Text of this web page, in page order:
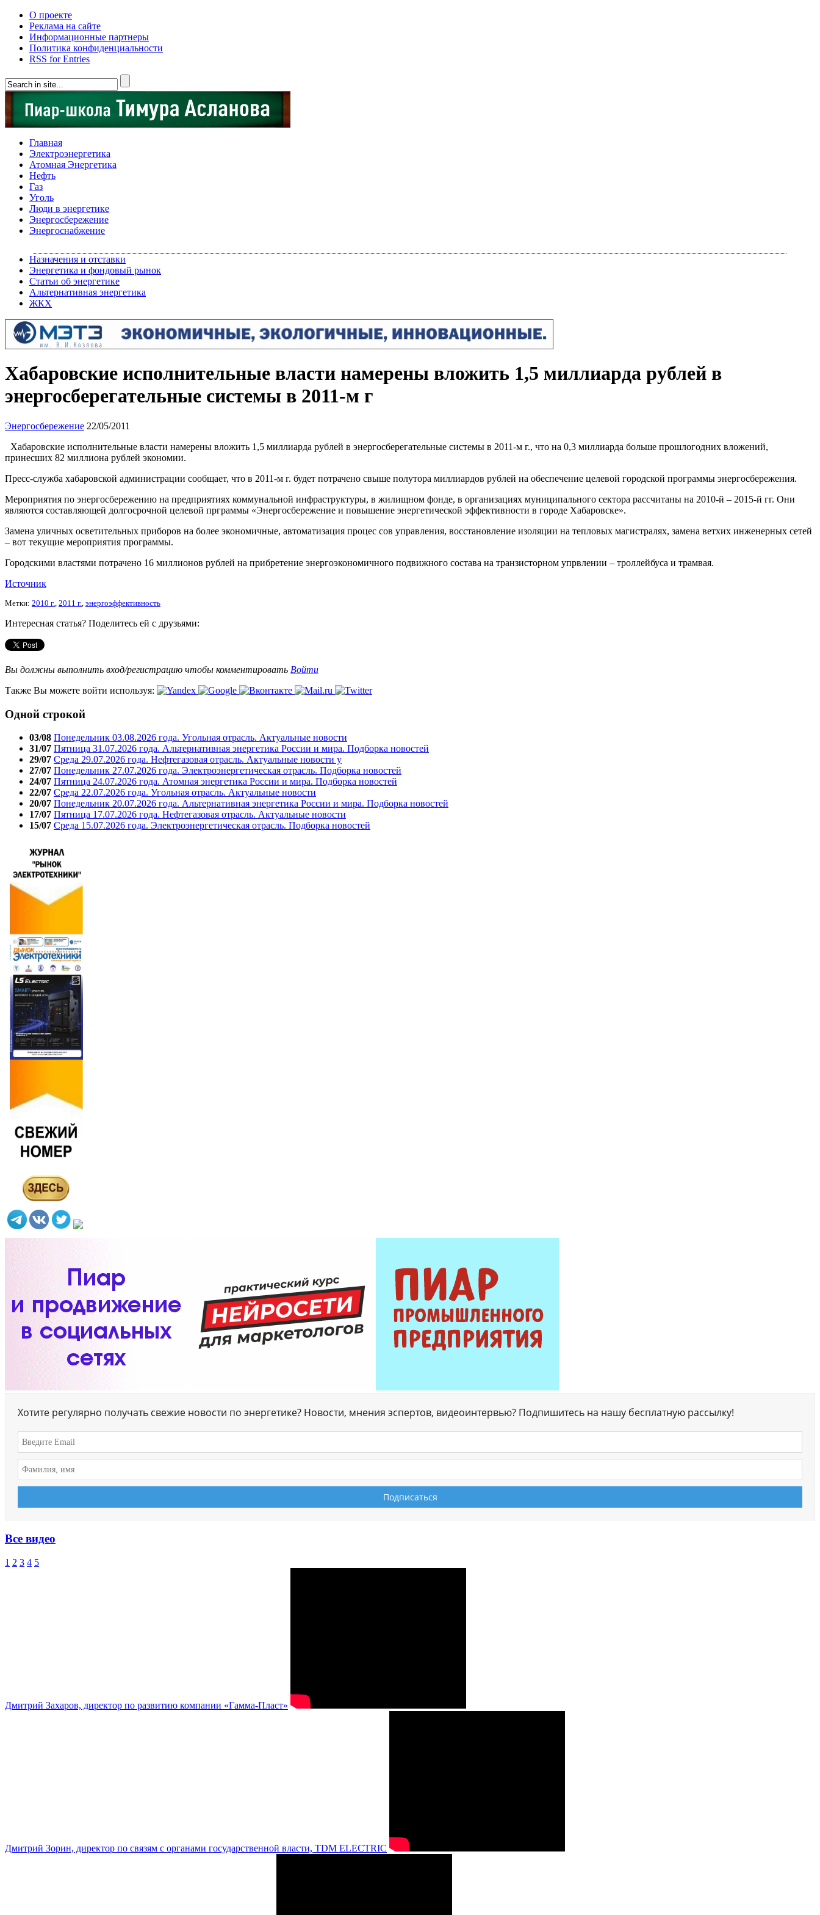
О проекте
Реклама на сайте
Информационные партнеры
Политика конфиденциальности
RSS for Entries
Главная
Электроэнергетика
Атомная Энергетика
Нефть
Газ
Уголь
Люди в энергетике
Энергосбережение
Энергоснабжение
Назначения и отставки
Энергетика и фондовый рынок
Статьи об энергетике
Альтернативная энергетика
ЖКХ
Хабаровские исполнительные власти намерены вложить 1,5 миллиарда рублей в
энергосберегательные системы в 2011-м г
Энергосбережение 22/05/2011
Хабаровские исполнительные власти намерены вложить 1,5 миллиарда рублей в энергосберегательные системы в 2011-м г., что на 0,3 миллиарда больше прошлогодних вложений,
принесших 82 миллиона рублей экономии.
Пресс-служба хабаровской администрации сообщает, что в 2011-м г. будет потрачено свыше полутора миллиардов рублей на обеспечение целевой городской программы энергосбережения.
Мероприятия по энергосбережению на предприятиях коммунальной инфраструктуры, в жилищном фонде, в организациях муниципального сектора рассчитаны на 2010-й – 2015-й гг. Они
являются составляющей долгосрочной целевой прграммы «Энергосбережение и повышение энергетической эффективности в городе Хабаровске».
Замена уличных осветительных приборов на более экономичные, автоматизация процес сов управления, восстановление изоляции на тепловых магистралях, замена ветхих инженерных сетей
– вот текущие мероприятия программы.
Городскими властями потрачено 16 миллионов рублей на прибретение энергоэкономичного подвижного состава на транзисторном упрвлении – троллейбуса и трамвая.
Источник
Метки: 2010 г., 2011 г., энергоэффективность
Интересная статья? Поделитесь ей с друзьями:
Вы должны выполнить вход/регистрацию чтобы комментировать Войти
Также Вы можете войти используя:
Одной строкой
03/08 Понедельник 03.08.2026 года. Угольная отрасль. Актуальные новости
31/07 Пятница 31.07.2026 года. Альтернативная энергетика России и мира. Подборка новостей
29/07 Среда 29.07.2026 года. Нефтегазовая отрасль. Актуальные новости у
27/07 Понедельник 27.07.2026 года. Электроэнергетическая отрасль. Подборка новостей
24/07 Пятница 24.07.2026 года. Атомная энергетика России и мира. Подборка новостей
22/07 Среда 22.07.2026 года. Угольная отрасль. Актуальные новости
20/07 Понедельник 20.07.2026 года. Альтернативная энергетика России и мира. Подборка новостей
17/07 Пятница 17.07.2026 года. Нефтегазовая отрасль. Актуальные новости
15/07 Среда 15.07.2026 года. Электроэнергетическая отрасль. Подборка новостей
Хотите регулярно получать свежие новости по энергетике? Новости, мнения эспертов, видеоинтервью? Подпишитесь на нашу бесплатную рассылку!
Все видео
1 2 3 4 5
Дмитрий Захаров, директор по развитию компании «Гамма-Пласт»
Дмитрий Зорин, директор по связям с органами государственной власти, TDM ELECTRIC